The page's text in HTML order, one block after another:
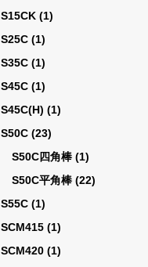
S15CK (1)
S25C (1)
S35C (1)
S45C (1)
S45C(H) (1)
S50C (23)
S50C四角棒 (1)
S50C平角棒 (22)
S55C (1)
SCM415 (1)
SCM420 (1)